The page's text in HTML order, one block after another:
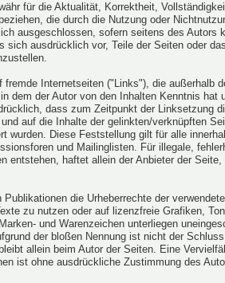
für die Aktualität, Korrektheit,
die durch die Nutzung oder
ausgeschlossen, sofern seitens des
ausdrücklich vor, Teile der Seiten oder
Internetseiten ("Links"), die außerhalb
dem der Autor von den Inhalten Kenntnis
dass zum Zeitpunkt der Linksetzung
auf die Inhalte der gelinkten/verknüpften
wurden. Diese Feststellung gilt für alle
und Mailinglisten. Für illegale,
entstehen, haftet allein der Anbieter der
die Urheberrechte der
zu nutzen oder auf lizenzfreie Grafiken,
und Warenzeichen unterliegen
der bloßen Nennung ist nicht der
allein beim Autor der Seiten. Eine
ist ohne ausdrückliche Zustimmung des